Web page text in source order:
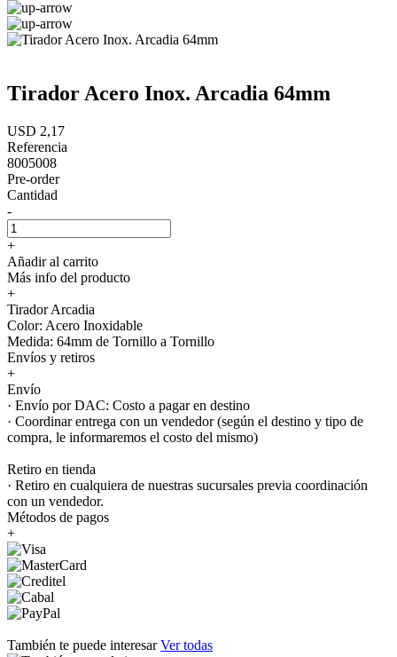
Tirador Acero Inox. Arcadia 64mm
USD 2,17
Referencia
8005008
Pre-order
Cantidad
-
+
Añadir al carrito
Más info del producto
+
Tirador Arcadia
Color: Acero Inoxidable
Medida: 64mm de Tornillo a Tornillo
Envíos y retiros
+
Envío
· Envío por DAC: Costo a pagar en destino
· Coordinar entrega con un vendedor (según el destino y tipo de
compra, le informaremos el costo del mismo)
Retiro en tienda
· Retiro en cualquiera de nuestras sucursales previa coordinación
con un vendedor.
Métodos de pagos
+
También te puede interesarVer todas